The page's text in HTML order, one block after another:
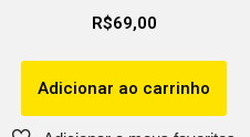
R$69,00
Adicionar ao carrinho